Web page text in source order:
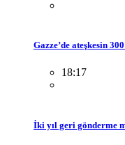
Gazze’de ateşkesin
18:17
İki yıl geri gönderme